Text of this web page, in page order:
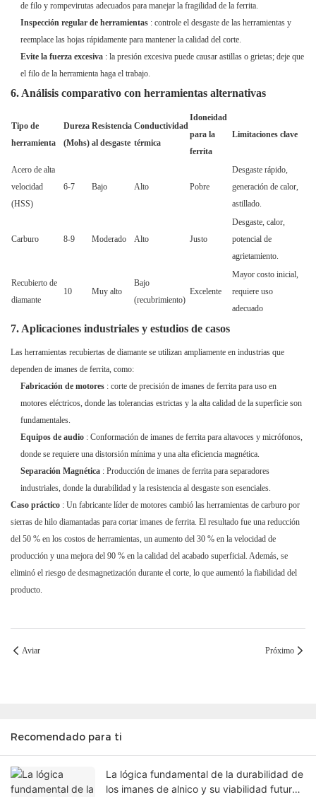
de filo y rompevirutas adecuados para manejar la fragilidad de la ferrita.
Inspección regular de herramientas : controle el desgaste de las herramientas y
reemplace las hojas rápidamente para mantener la calidad del corte.
Evite la fuerza excesiva : la presión excesiva puede causar astillas o grietas; deje que
el filo de la herramienta haga el trabajo.
6. Análisis comparativo con herramientas alternativas
Tipo de
herramienta
Dureza
(Mohs)
Resistencia
al desgaste
Conductividad
térmica
Idoneidad
para la
ferrita
Limitaciones clave
Acero de alta
velocidad
(HSS)
6-7 Bajo Alto Pobre
Desgaste rápido,
generación de calor,
astillado.
Carburo 8-9 Moderado Alto Justo
Desgaste, calor,
potencial de
agrietamiento.
Recubierto de
diamante
10 Muy alto
Bajo
(recubrimiento)
Excelente
Mayor costo inicial,
requiere uso
adecuado
7. Aplicaciones industriales y estudios de casos
Las herramientas recubiertas de diamante se utilizan ampliamente en industrias que
dependen de imanes de ferrita, como:
Fabricación de motores : corte de precisión de imanes de ferrita para uso en
motores eléctricos, donde las tolerancias estrictas y la alta calidad de la superficie son
fundamentales.
Equipos de audio : Conformación de imanes de ferrita para altavoces y micrófonos,
donde se requiere una distorsión mínima y una alta eficiencia magnética.
Separación Magnética : Producción de imanes de ferrita para separadores
industriales, donde la durabilidad y la resistencia al desgaste son esenciales.
Caso práctico : Un fabricante líder de motores cambió las herramientas de carburo por
sierras de hilo diamantadas para cortar imanes de ferrita. El resultado fue una reducción
del 50 % en los costos de herramientas, un aumento del 30 % en la velocidad de
producción y una mejora del 90 % en la calidad del acabado superficial. Además, se
eliminó el riesgo de desmagnetización durante el corte, lo que aumentó la fiabilidad del
producto.
Aviar Próximo
Recomendado para ti
La lógica fundamental de la durabilidad de
los imanes de alnico y su viabilidad futura